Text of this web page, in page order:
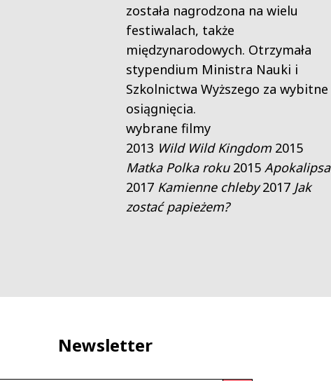
została nagrodzona na wielu
festiwalach, także
międzynarodowych. Otrzymała
stypendium Ministra Nauki i
Szkolnictwa Wyższego za wybitne
osiągnięcia.
wybrane filmy
2013 Wild Wild Kingdom 2015
Matka Polka roku 2015 Apokalipsa
2017 Kamienne chleby 2017 Jak
zostać papieżem?
Newsletter